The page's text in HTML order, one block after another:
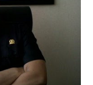
Tolong dibantu mas,
adanya
gedung sekolah,
XI saat
1,5 juta dan waktu